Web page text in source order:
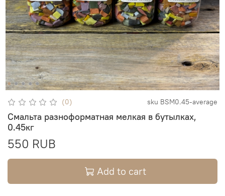
(0) sku BSM0.45-average
Смальта разноформатная мелкая в бутылках,
0.45кг
550 RUB
Add to cart